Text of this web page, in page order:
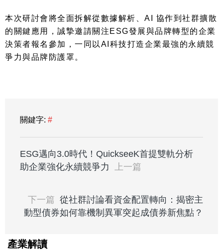
本次研討會將全面拆解從數據解析、 AI 協作到社群擴散
的關鍵應用，誠摯邀請關注 ESG發展與品牌轉型的企業
決策者報名參加，一同以 AI 科技打造企業最強的永續競
爭力與品牌防護罩。
關鍵字: #
ESG邁向3.0時代！QuickseeK首提雙軌分析
助企業強化永續競爭力
上一篇
下一篇 從社群討論看資金配置轉向：揭密主
動型債券如何靠機制異軍突起成債券新焦點？
產業解讀